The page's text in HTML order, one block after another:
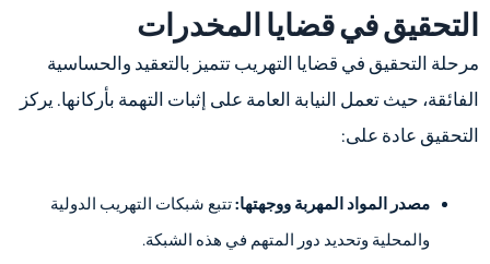
التحقيق في قضايا المخدرات
مرحلة التحقيق في قضايا التهريب تتميز بالتعقيد والحساسية
الفائقة، حيث تعمل النيابة العامة على إثبات التهمة بأركانها. يركز
التحقيق عادة على:
مصدر المواد المهربة ووجهتها:تتبع شبكات التهريب الدولية
والمحلية وتحديد دور المتهم في هذه الشبكة.